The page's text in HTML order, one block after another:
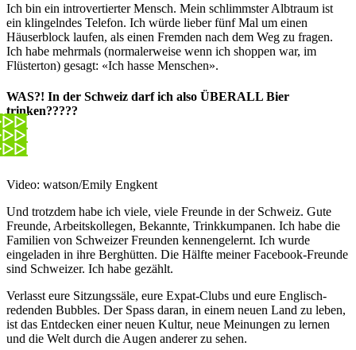
Ich bin ein introvertierter Mensch. Mein schlimmster Albtraum ist
ein klingelndes Telefon. Ich würde lieber fünf Mal um einen
Häuserblock laufen, als einen Fremden nach dem Weg zu fragen.
Ich habe mehrmals (normalerweise wenn ich shoppen war, im
Flüsterton) gesagt: «Ich hasse Menschen».
WAS?! In der Schweiz darf ich also ÜBERALL Bier
trinken?????
Video: watson/Emily Engkent
Und trotzdem habe ich viele, viele Freunde in der Schweiz. Gute
Freunde, Arbeitskollegen, Bekannte, Trinkkumpanen. Ich habe die
Familien von Schweizer Freunden kennengelernt. Ich wurde
eingeladen in ihre Berghütten. Die Hälfte meiner Facebook-Freunde
sind Schweizer. Ich habe gezählt.
Verlasst eure Sitzungssäle, eure Expat-Clubs und eure Englisch-
redenden Bubbles. Der Spass daran, in einem neuen Land zu leben,
ist das Entdecken einer neuen Kultur, neue Meinungen zu lernen
und die Welt durch die Augen anderer zu sehen.